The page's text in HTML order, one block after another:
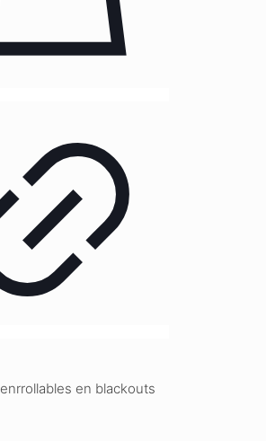
en blackouts